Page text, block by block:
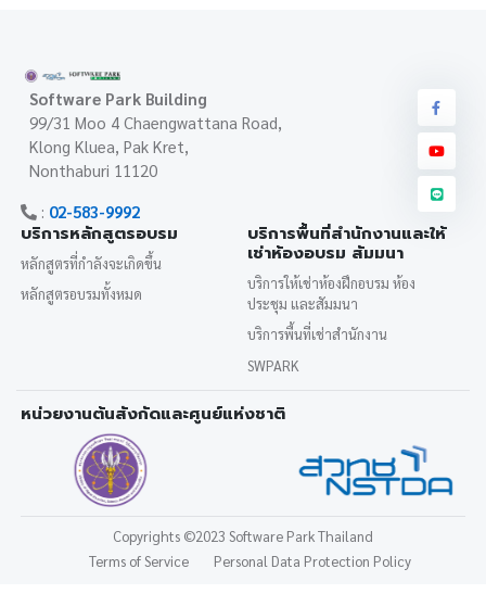
Software Park Building
99/31 Moo 4 Chaengwattana Road,
Klong Kluea, Pak Kret,
Nonthaburi 11120
: 02-583-9992
บริการหลักสูตรอบรม
หลักสูตรที่กำลังจะเกิดขึ้น
หลักสูตรอบรมทั้งหมด
บริการพื้นที่สำนักงานและให้
เช่าห้องอบรม สัมมนา
บริการให้เช่าห้องฝึกอบรม ห้อง
ประชุม และสัมมนา
บริการพื้นที่เช่าสำนักงาน
SWPARK
หน่วยงานต้นสังกัดและศูนย์แห่งชาติ
Copyrights ©2023 Software Park Thailand
Terms of Service
Personal Data Protection Policy